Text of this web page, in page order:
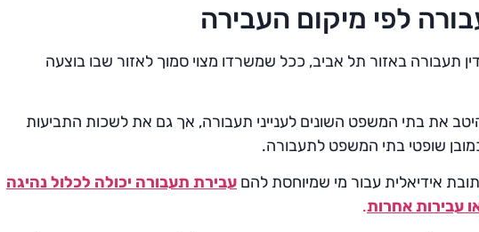
לפי מיקום העבירה
תעבורה באזור תל אביב, ככל שמשרדו מצוי סמוך לאזור שבו בוצעה
היטב את בתי המשפט השונים לענייני תעבורה, אך גם את לשכות התביעות
שופטי בתי המשפט לתעבורה.
אידיאלית עבור מי שמיוחסת להם עבירת תעבורה יכולה לכלול נהיגה
עבירות אחרות.